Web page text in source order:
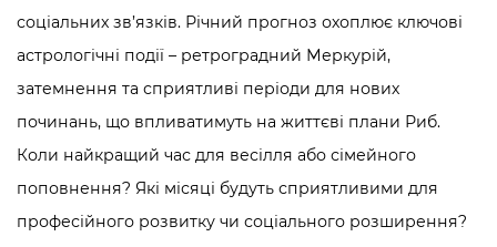
соціальних зв’язків. Річний прогноз охоплює ключові
астрологічні події – ретроградний Меркурій,
затемнення та сприятливі періоди для нових
починань, що впливатимуть на життєві плани Риб.
Коли найкращий час для весілля або сімейного
поповнення? Які місяці будуть сприятливими для
професійного розвитку чи соціального розширення?